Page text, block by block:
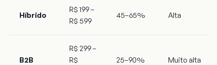
Híbrido
R$ 199 –
R$ 599
45–65% Alta
B2B
R$ 299 –
R$
25–90% Muito alta